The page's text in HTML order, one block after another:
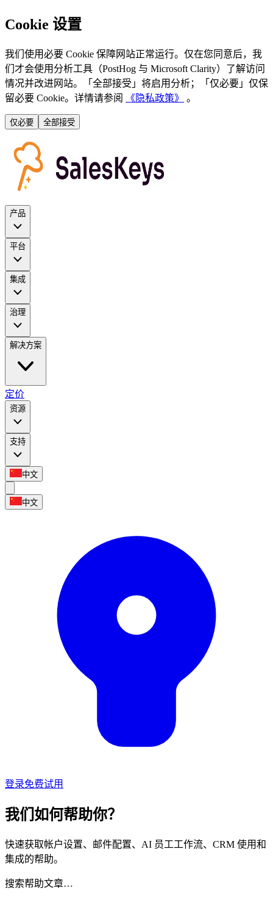
Cookie 设置
我们使用必要 Cookie 保障网站正常运行。仅在您同意后，我
们才会使用分析工具（PostHog 与 Microsoft Clarity）了解访问
情况并改进网站。「全部接受」将启用分析；「仅必要」仅保
留必要 Cookie。详情请参阅
《隐私政策》 。
仅必要 全部接受
产品
平台
集成
治理
解决方案
定价
资源
支持
中文
中文
登录免费试用
我们如何帮助你？
快速获取帐户设置、邮件配置、AI 员工工作流、CRM 使用和
集成的帮助。
搜索帮助文章…